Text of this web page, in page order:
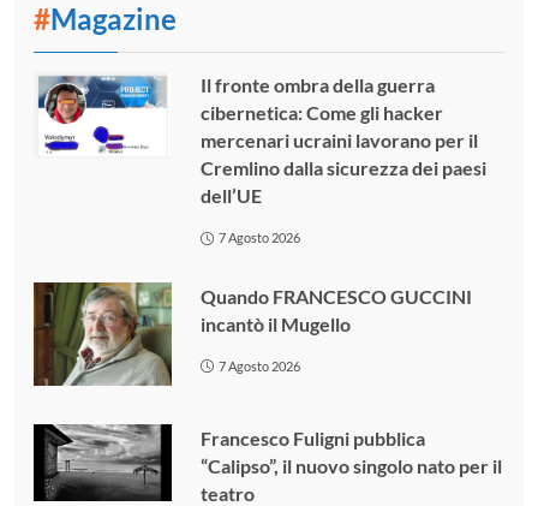
#Magazine
Il fronte ombra della guerra
cibernetica: Come gli hacker
mercenari ucraini lavorano per il
Cremlino dalla sicurezza dei paesi
dell’UE
7 Agosto 2026
Quando FRANCESCO GUCCINI
incantò il Mugello
7 Agosto 2026
Francesco Fuligni pubblica
“Calipso”, il nuovo singolo nato per il
teatro